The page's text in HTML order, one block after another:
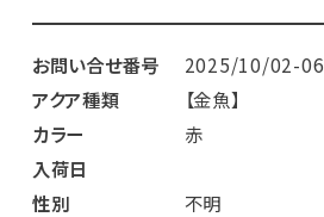
お問い合せ番号
2025/10/02-06
アクア種類
【金魚】
カラー
赤
入荷日
性別
不明